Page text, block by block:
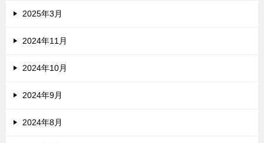
2025年3月
2024年11月
2024年10月
2024年9月
2024年8月